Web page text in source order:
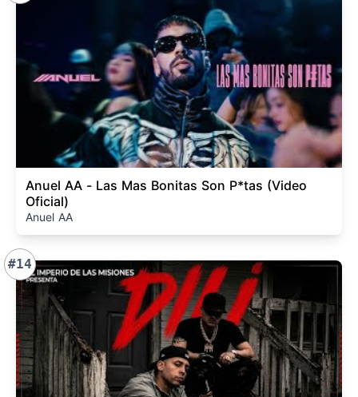
Anuel AA - Las Mas Bonitas Son P*tas (Video
Oficial)
Anuel AA
#14